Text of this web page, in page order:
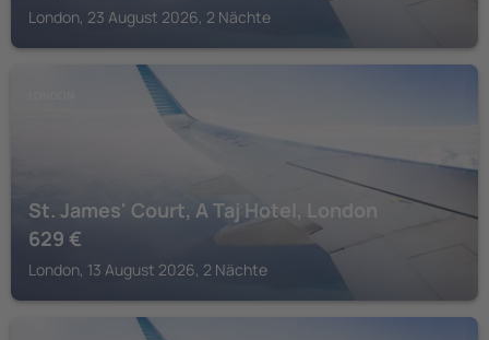
London, 23 August 2026, 2 Nächte
St. James' Court, A Taj Hotel, London
629 €
London, 13 August 2026, 2 Nächte